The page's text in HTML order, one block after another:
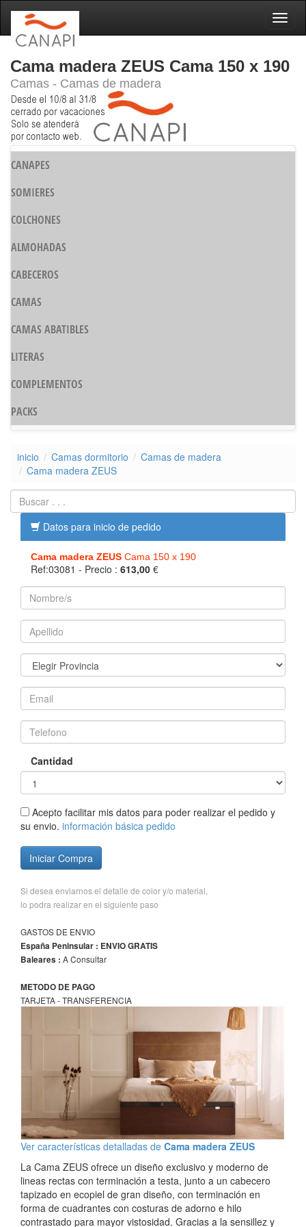
Cama madera ZEUS Cama 150 x 190
Camas - Camas de madera
CANAPES
SOMIERES
COLCHONES
ALMOHADAS
CABECEROS
CAMAS
CAMAS ABATIBLES
LITERAS
COMPLEMENTOS
PACKS
inicio Camas dormitorio
Camas de madera
Cama madera ZEUS
Datos para inicio de pedido
Cama madera ZEUS Cama 150 x 190
Ref:03081 - Precio : 613,00 €
Cantidad
Acepto facilitar mis datos para poder realizar el pedido y
su envio. información básica pedido
Iniciar Compra
Si desea enviarnos el detalle de color y/o material,
lo podra realizar en el siguiente paso
GASTOS DE ENVIO
España Peninsular : ENVIO GRATIS
Baleares : A Consultar
METODO DE PAGO
TARJETA - TRANSFERENCIA
Ver características detalladas de Cama madera ZEUS
La Cama ZEUS ofrece un diseño exclusivo y moderno de
lineas rectas con terminación a testa, junto a un cabecero
tapizado en ecopiel de gran diseño, con terminación en
forma de cuadrantes con costuras de adorno e hilo
contrastado para mayor vistosidad. Gracias a la sensillez y